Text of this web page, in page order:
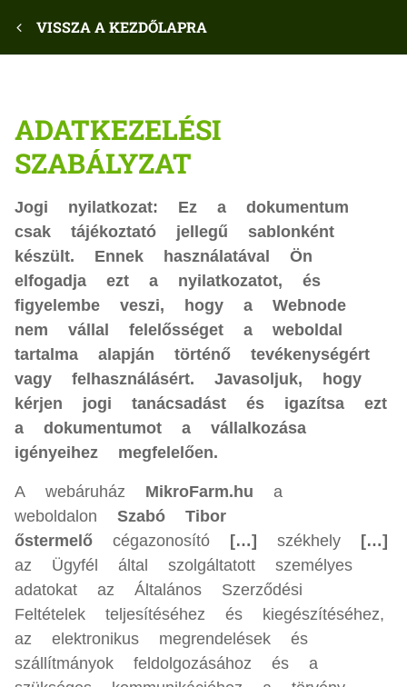
VISSZA A KEZDŐLAPRA
ADATKEZELÉSI
SZABÁLYZAT
Jogi nyilatkozat: Ez a dokumentum
csak tájékoztató jellegű sablonként
készült. Ennek használatával Ön
elfogadja ezt a nyilatkozatot, és
figyelembe veszi, hogy a Webnode
nem vállal felelősséget a weboldal
tartalma alapján történő tevékenységért
vagy felhasználásért. Javasoljuk, hogy
kérjen jogi tanácsadást és igazítsa ezt
a dokumentumot a vállalkozása
igényeihez megfelelően.
A webáruház MikroFarm.hu a
weboldalon Szabó Tibor
őstermelő cégazonosító […] székhely […]
az Ügyfél által szolgáltatott személyes
adatokat az Általános Szerződési
Feltételek teljesítéséhez és kiegészítéséhez,
az elektronikus megrendelések és
szállítmányok feldolgozásához és a